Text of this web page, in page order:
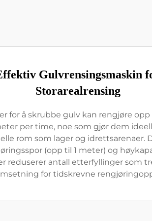
Gulvrensingsmaskin
Storarealrensing
for å skrubbe gulv kan rengjøre
per time, noe som gjør dem
rom som lager og idrettsarenaer.
(opp til 1 meter) og
reduserer antall etterfyllinger som
for tidskrevne